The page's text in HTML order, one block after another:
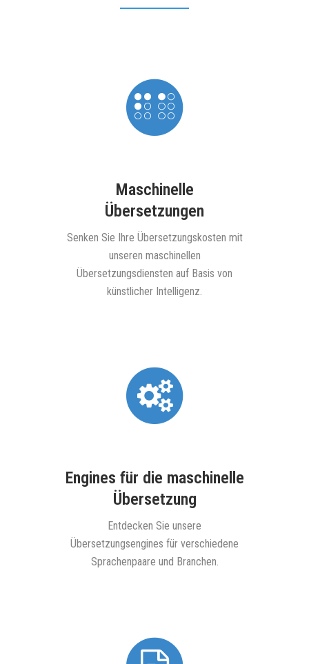
Maschinelle
Übersetzungen
Senken Sie Ihre Übersetzungskosten mit
unseren maschinellen
Übersetzungsdiensten auf Basis von
künstlicher Intelligenz.
Engines für die maschinelle
Übersetzung
Entdecken Sie unsere
Übersetzungsengines für verschiedene
Sprachenpaare und Branchen.